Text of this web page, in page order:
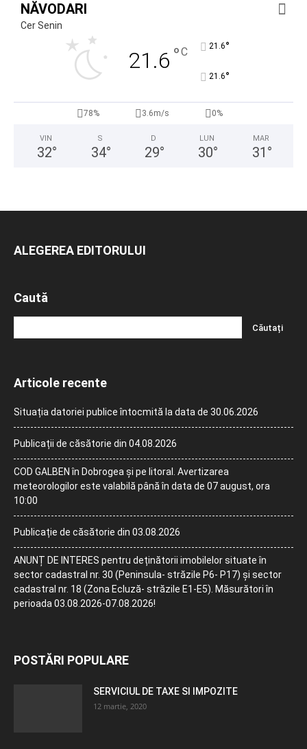
NĂVODARI
Cer Senin
21.6 °C 21.6°
21.6°
78% 3.6m/s 0%
VIN
32°
S
34°
D
29°
LUN
30°
MAR
31 °
ALEGEREA EDITORULUI
Caută
Articole recente
Situația datoriei publice întocmită la data de 30.06.2026
Publicații de căsătorie din 04.08.2026
COD GALBEN în Dobrogea și pe litoral. Avertizarea
meteorologilor este valabilă până în data de 07 august, ora
10:00
Publicație de căsătorie din 03.08.2026
ANUNȚ DE INTERES pentru deținătorii imobilelor situate în
sector cadastral nr. 30 (Peninsula- străzile P6- P17) și sector
cadastral nr. 18 (Zona Ecluză- străzile E1-E5). Măsurători în
perioada 03.08.2026-07.08.2026!
POSTĂRI POPULARE
SERVICIUL DE TAXE SI IMPOZITE
12 martie, 2020